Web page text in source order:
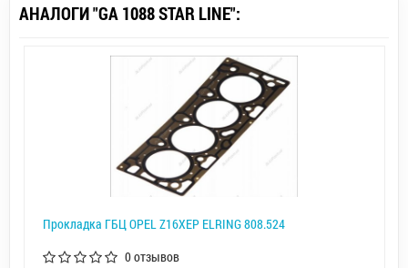
АНАЛОГИ "GA 1088 STAR LINE":
Прокладка ГБЦ OPEL Z16XEP ELRING 808.524
0 отзывов